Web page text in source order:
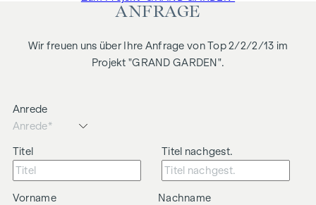
Wir weisen darauf hin, dass zwischen dem Vermittler und
wirtschaftliches Naheverhältnis besteht.
ANFRAGE
Wir freuen uns über Ihre Anfrage von Top 2/2/2/13 im
Projekt "GRAND GARDEN".
Anrede
Titel Titel nachgest.
Vorname Nachname